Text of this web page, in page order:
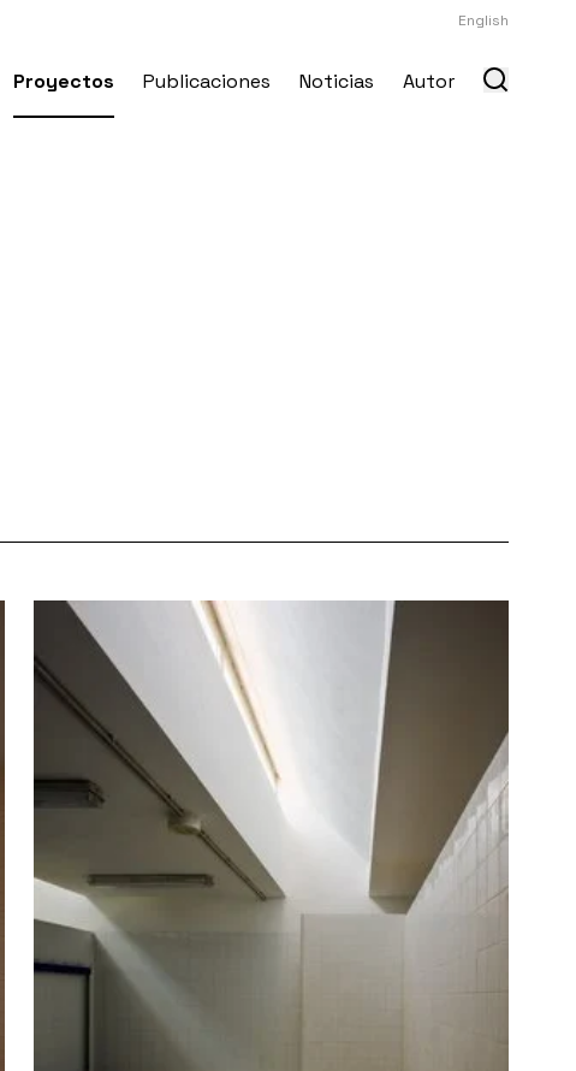
English
Proyectos Publicaciones Noticias Autor